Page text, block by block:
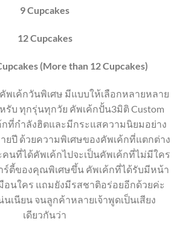
9 Cupcakes
12 Cupcakes
(More than 12 Cupcakes)
เค้กวันพิเศษ มีแบบให้เลือกหลายหลาย
รับ ทุกรุ่นทุกวัย คัพเค้กปั้น3มิติ Custom
กที่กำลังฮิตและมีกระแสความนิยมอย่าง
ยปี ด้วยความพิเศษของคัพเค้กที่แตกต่าง
นที่ได้คัพเค้กไปจะเป็นคัพเค้กที่ไม่มีใคร
ร์ตี้ของคุณพิเศษขึ้น คัพเค้กที่ได้รับมีหน้า
อนใคร แถมยังมีรสชาติอร่อยอีกด้วยค่ะ
เนียน จนลูกค้าหลายเจ้าพูดเป็นเสียง
เดียวกันว่า